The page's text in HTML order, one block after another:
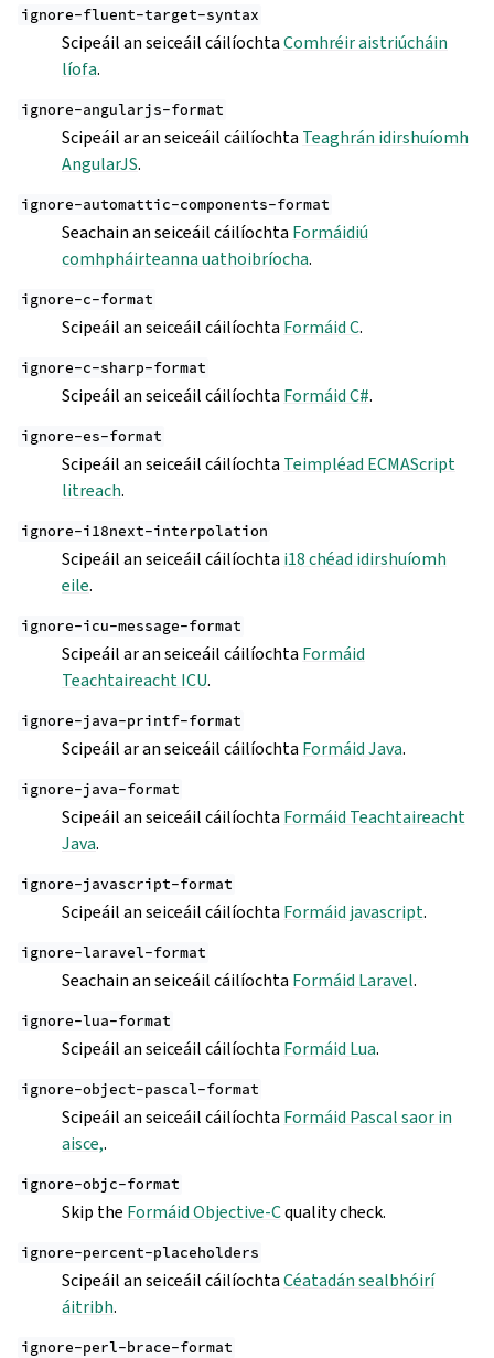
ignore-fluent-target-syntax
Scipeáil an seiceáil cáilíochtaComhréir aistriúcháin
líofa.
ignore-angularjs-format
Scipeáil ar an seiceáil cáilíochta Teaghrán idirshuíomh
AngularJS.
ignore-automattic-components-format
Seachain an seiceáil cáilíochta Formáidiú
comhpháirteanna uathoibríocha.
ignore-c-format
Scipeáil an seiceáil cáilíochta Formáid C.
ignore-c-sharp-format
Scipeáil an seiceáil cáilíochta Formáid C#.
ignore-es-format
Scipeáil an seiceáil cáilíochta Teimpléad ECMAScript
litreach.
ignore-i18next-interpolation
Scipeáil an seiceáil cáilíochta i18 chéad idirshuíomh
eile.
ignore-icu-message-format
Scipeáil ar an seiceáil cáilíochta Formáid
Teachtaireacht ICU.
ignore-java-printf-format
Scipeáil ar an seiceáil cáilíochta Formáid Java.
ignore-java-format
Scipeáil an seiceáil cáilíochta Formáid Teachtaireacht
Java.
ignore-javascript-format
Scipeáil an seiceáil cáilíochta Formáid javascript.
ignore-laravel-format
Seachain an seiceáil cáilíochta Formáid Laravel.
ignore-lua-format
Scipeáil an seiceáil cáilíochta Formáid Lua.
ignore-object-pascal-format
Scipeáil an seiceáil cáilíochta Formáid Pascal saor in
aisce,.
ignore-objc-format
Skip the Formáid Objective-Cquality check.
ignore-percent-placeholders
Scipeáil an seiceáil cáilíochtaCéatadán sealbhóirí
áitribh.
ignore-perl-brace-format